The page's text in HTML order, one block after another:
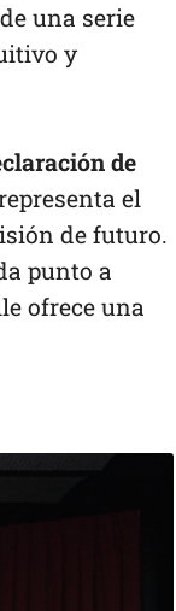
una serie
y
de
el
de futuro.
punto a
ofrece una